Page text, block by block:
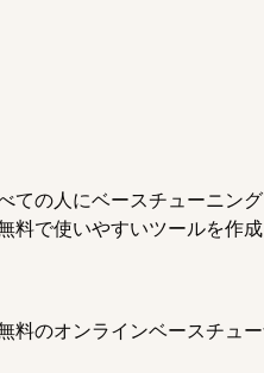
の人にベースチューニン
で使いやすいツールを作成
料のオンラインベースチュ